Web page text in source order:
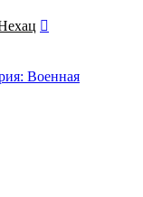
Военная